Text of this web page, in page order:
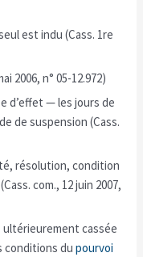
est indu (Cass. 1re
2006, n° 05-12.972)
d’effet — les jours de
de suspension (Cass.
résolution, condition
com., 12 juin 2007,
ultérieurement cassée
conditions dupourvoi